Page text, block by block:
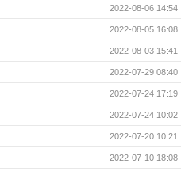
2022-08-06 14:54
2022-08-05 16:08
2022-08-03 15:41
2022-07-29 08:40
2022-07-24 17:19
2022-07-24 10:02
2022-07-20 10:21
2022-07-10 18:08